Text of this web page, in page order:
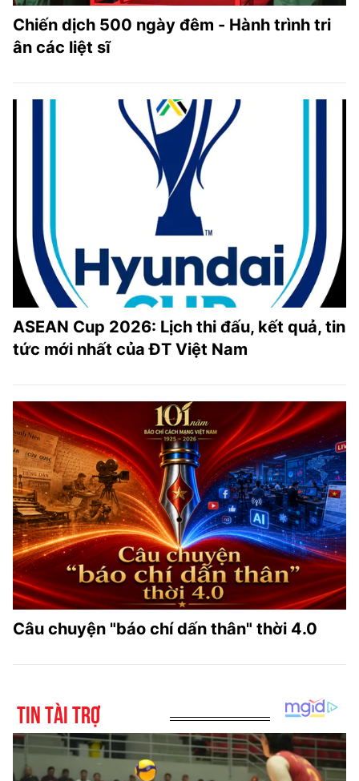
Chiến dịch 500 ngày đêm - Hành trình tri
ân các liệt sĩ
ASEAN Cup 2026: Lịch thi đấu, kết quả, tin
tức mới nhất của ĐT Việt Nam
Câu chuyện "báo chí dấn thân" thời 4.0